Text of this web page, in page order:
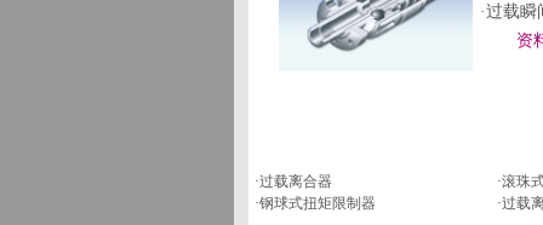
·过载
资
·过载离合器 ·滚珠
·钢球式扭矩限制器 ·过载